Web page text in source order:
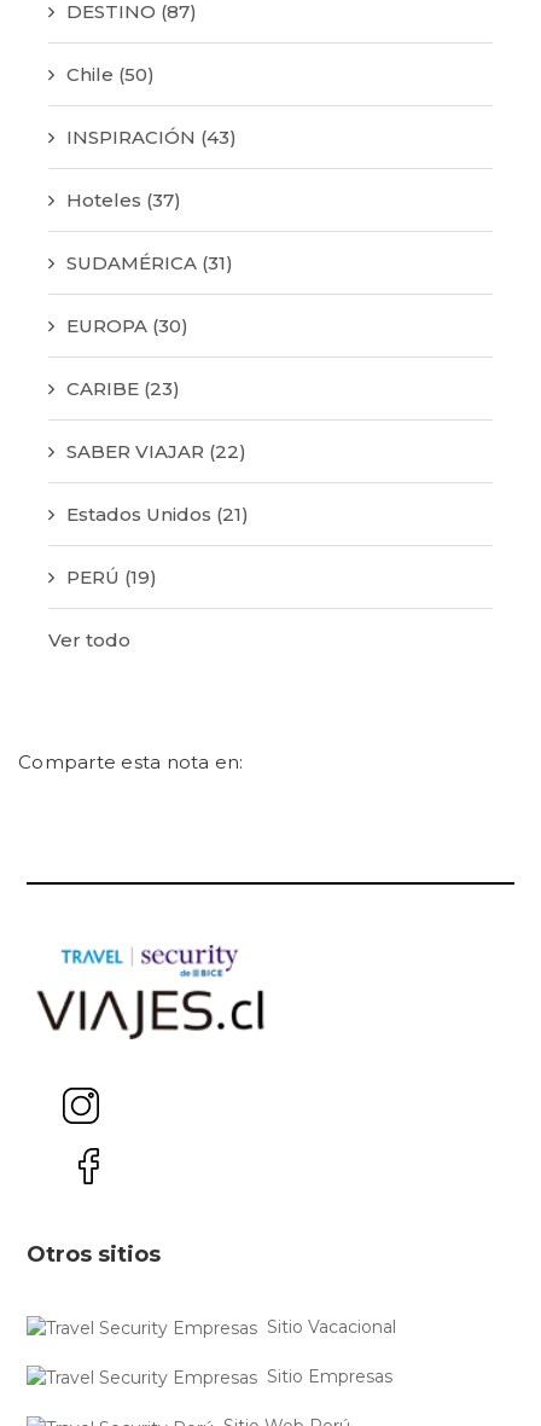
DESTINO (87)
Chile (50)
INSPIRACIÓN (43)
Hoteles (37)
SUDAMÉRICA (31)
EUROPA (30)
CARIBE (23)
SABER VIAJAR (22)
Estados Unidos (21)
PERÚ (19)
Ver todo
Comparte esta nota en:
Otros sitios
Sitio Vacacional
Sitio Empresas